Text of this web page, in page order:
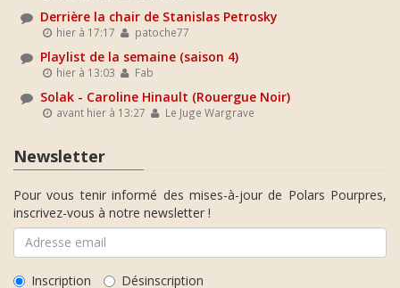
Derrière la chair de Stanislas Petrosky
hier à 17:17 patoche77
Playlist de la semaine (saison 4)
hier à 13:03 Fab
Solak - Caroline Hinault (Rouergue Noir)
avant hier à 13:27 Le Juge Wargrave
Newsletter
Pour vous tenir informé des mises-à-jour de Polars Pourpres,
inscrivez-vous à notre newsletter !
Inscription Désinscription